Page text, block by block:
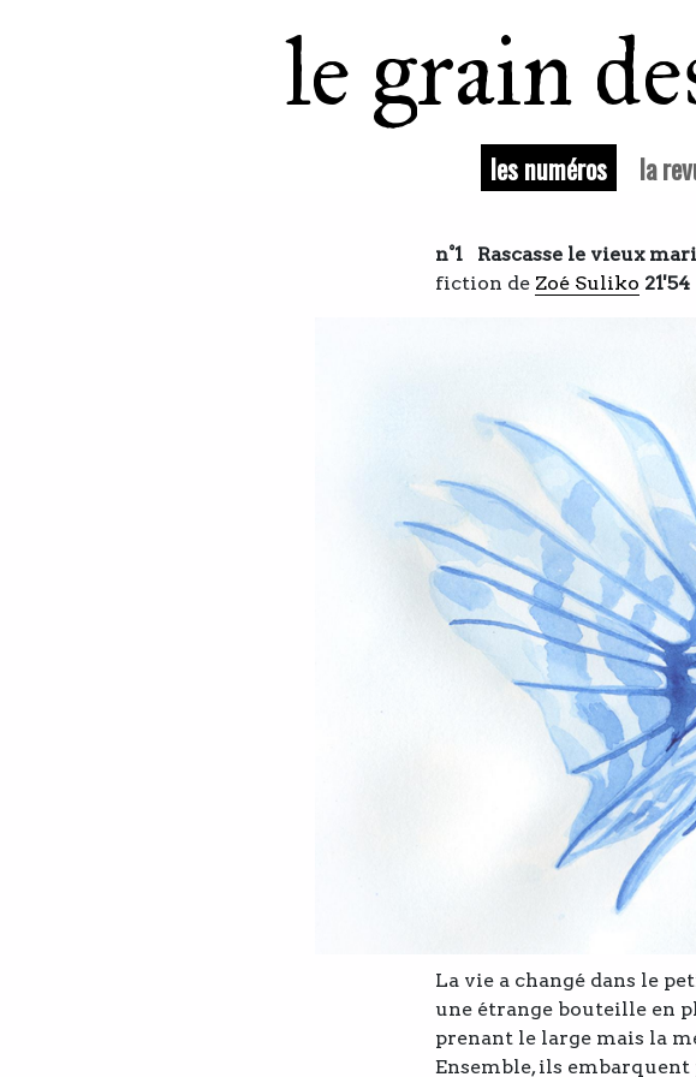
le grain
les numéros la
n°1
Rascasse le vieux
fiction de Zoé Suliko 21'54
La vie a changé dans le
une étrange bouteille en
prenant le large mais la
Ensemble, ils